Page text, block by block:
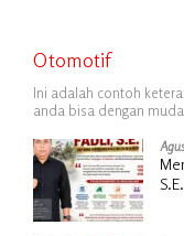
Otomotif
Ini adalah contoh
anda bisa dengan